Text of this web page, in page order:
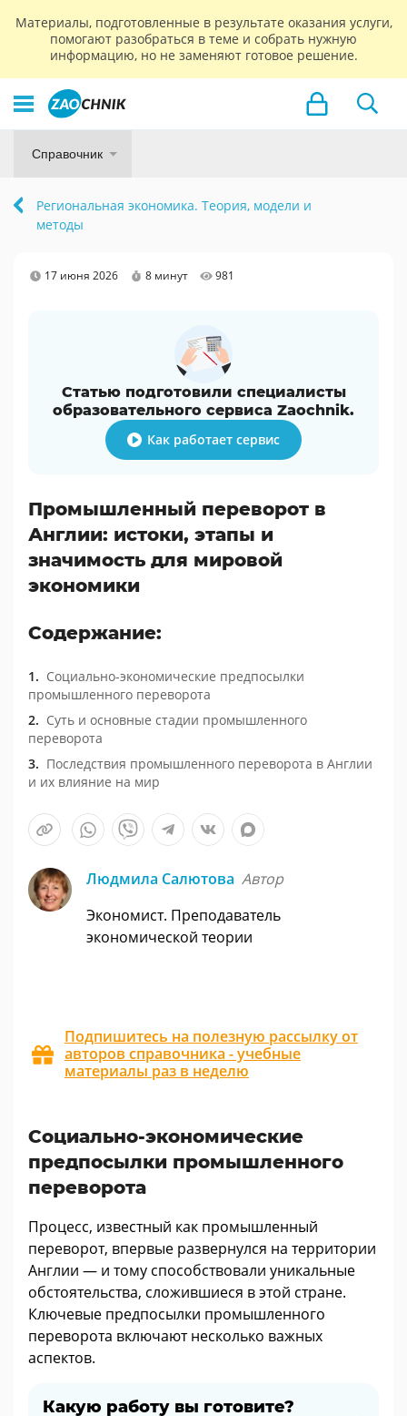
Материалы, подготовленные в результате оказания услуги,
помогают разобраться в теме и собрать нужную
информацию, но не заменяют готовое решение.
Справочник
Региональная экономика. Теория, модели и
методы
17 июня 2026 8 минут 981
Статью подготовили специалисты
образовательного сервиса Zaochnik.
Как работает сервис
Промышленный переворот в
Англии: истоки, этапы и
значимость для мировой
экономики
Содержание:
Социально-экономические предпосылки
промышленного переворота
Суть и основные стадии промышленного
переворота
Последствия промышленного переворота в Англии
и их влияние на мир
Людмила Салютова Автор
Экономист. Преподаватель
экономической теории
Подпишитесь на полезную рассылку от
авторов справочника - учебные
материалы раз в неделю
Социально-экономические
предпосылки промышленного
переворота
Процесс, известный как промышленный
переворот, впервые развернулся на территории
Англии — и тому способствовали уникальные
обстоятельства, сложившиеся в этой стране.
Ключевые предпосылки промышленного
переворота включают несколько важных
аспектов.
Какую работу вы готовите?